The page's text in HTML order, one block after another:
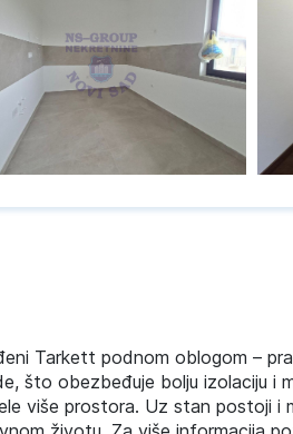
Tarkett podnom oblogom –
što obezbeđuje bolju izolaciju i
više prostora. Uz stan postoji i